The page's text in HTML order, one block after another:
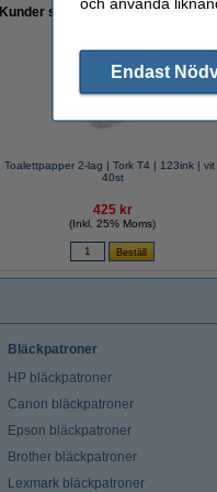
Kunder som gjort ett liknande köp
Toalettpapper 2-lag | Tork T4 | 123ink | vit
40st
425 kr
(Inkl. 25% Moms)
Bläckpatroner
HP bläckpatroner
Canon bläckpatroner
Epson bläckpatroner
Brother bläckpatroner
Lexmark bläckpatroner
Endast